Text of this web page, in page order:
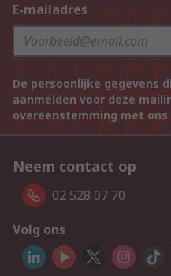
E-mailadres
De persoonlijke gegevens
aanmelden voor deze
overeenstemming met ons
Neem contact op
02 528 07 70
Volg ons